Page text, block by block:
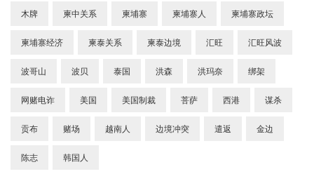
木牌 柬中关系 柬埔寨 柬埔寨人 柬埔寨政坛
柬埔寨经济 柬泰关系 柬泰边境 汇旺 汇旺风波
波哥山 波贝 泰国 洪森 洪玛奈 绑架
网赌电诈 美国 美国制裁 菩萨 西港 谋杀
贡布 赌场 越南人 边境冲突 遣返 金边
陈志 韩国人